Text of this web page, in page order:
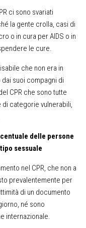
ci sono svariati
la gente crolla, casi di
o in cura per AIDS o in
le cure.
che non era in
suoi compagni di
CPR che sono tutte
categorie vulnerabili,
delle persone
sessuale
nel CPR, che non a
prevalentemente per
di un documento
né sono
internazionale.